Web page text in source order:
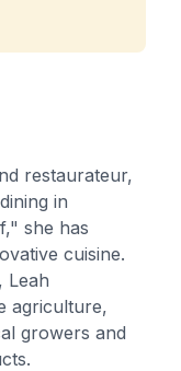
restaurateur,
in
she has
cuisine.
Leah
agriculture,
growers and